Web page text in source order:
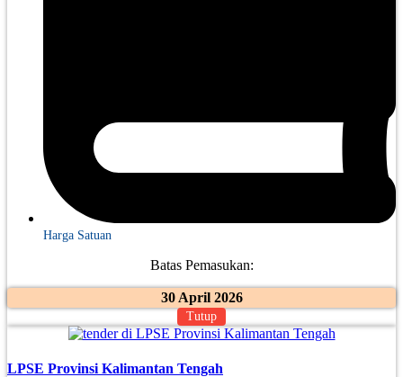
Harga Satuan
Batas Pemasukan:
30 April 2026
Tutup
LPSE Provinsi Kalimantan Tengah